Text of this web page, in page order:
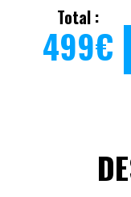
Total :
499€